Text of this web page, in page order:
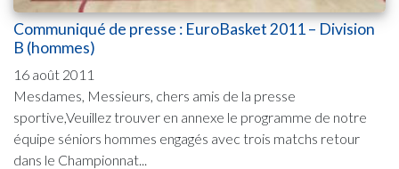
Communiqué de presse : EuroBasket 2011 – Division
B (hommes)
16 août 2011
Mesdames, Messieurs, chers amis de la presse
sportive,Veuillez trouver en annexe le programme de notre
équipe séniors hommes engagés avec trois matchs retour
dans le Championnat...